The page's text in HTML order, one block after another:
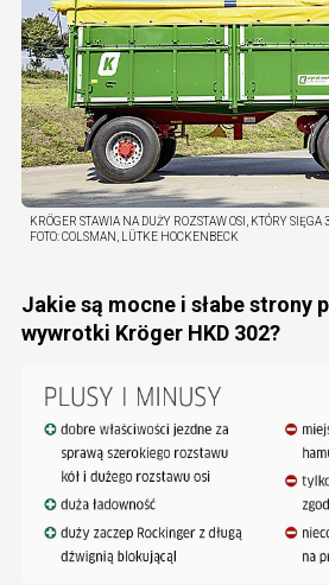
KRÖGER STAWIA NA DUŻY ROZSTAW OSI, KTÓRY SIĘGA
FOTO:COLSMAN, LÜTKE HOCKENBECK
Jakie są mocne i słabe strony
wywrotki Kröger HKD 302?